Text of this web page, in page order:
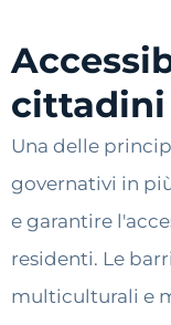
cittadini
Una delle
governativi in
e garantire
residenti. Le
multiculturali e